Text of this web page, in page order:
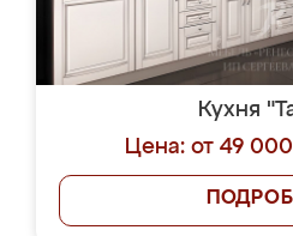
Кухня
Цена: от 49